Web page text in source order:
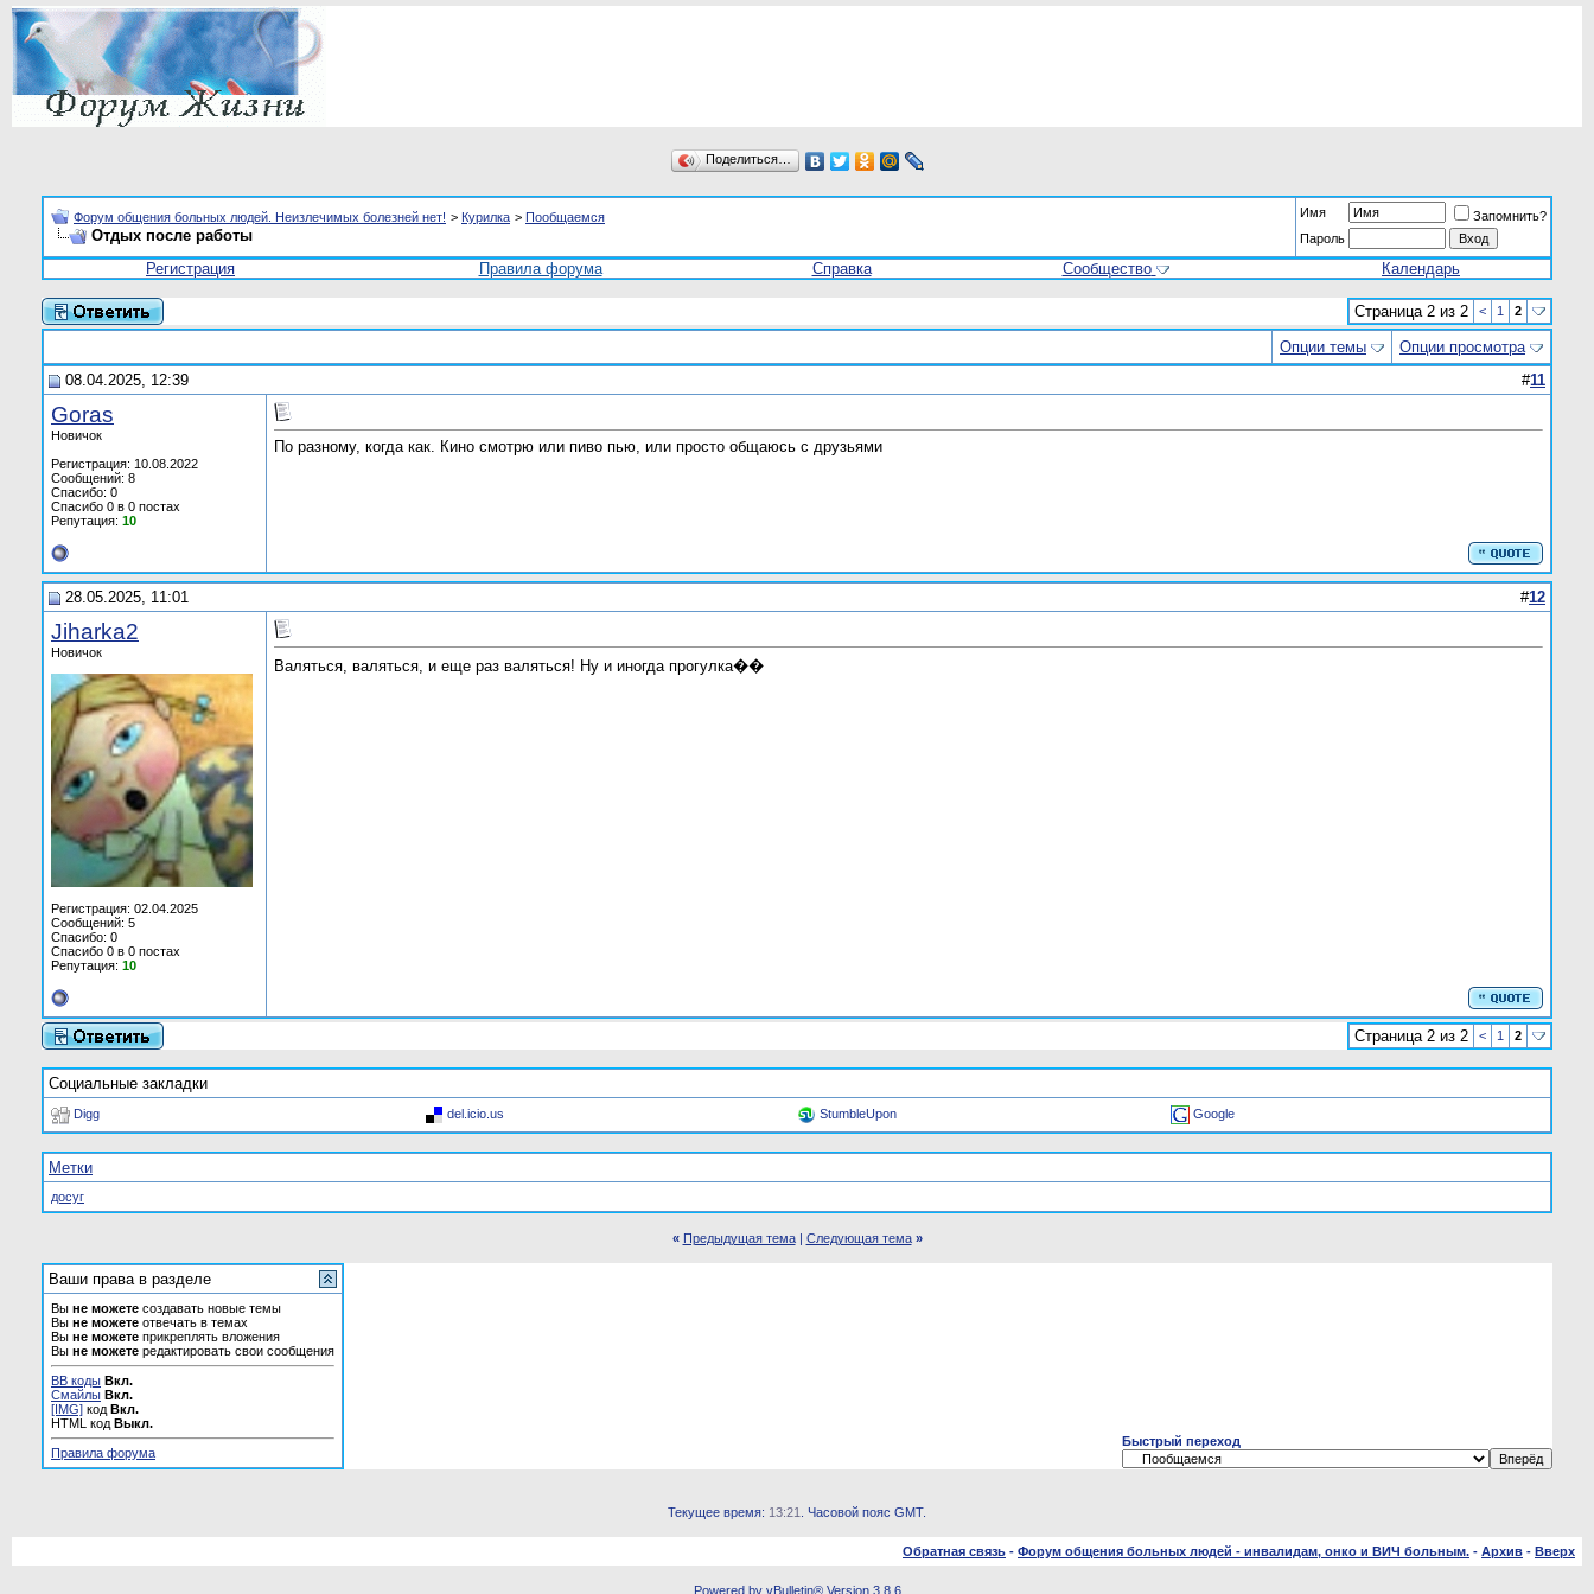
Поделиться…
Форум общения больных людей. Неизлечимых болезней нет! > Курилка > Пообщаемся
Отдых после работы
Имя
Запомнить?
Пароль
Регистрация Правила форума Справка Сообщество Календарь
Страница 2 из 2 < 1 2
Опции темы
Опции просмотра
08.04.2025, 12:39
#11
Goras
Новичок
Регистрация: 10.08.2022
Сообщений: 8
Спасибо: 0
Спасибо 0 в 0 постах
Репутация: 10
По разному, когда как. Кино смотрю или пиво пью, или просто общаюсь с друзьями
28.05.2025, 11:01 #12
Jiharka2
Новичок
Регистрация: 02.04.2025
Сообщений: 5
Спасибо: 0
Спасибо 0 в 0 постах
Репутация: 10
Валяться, валяться, и еще раз валяться! Ну и иногда прогулка��
Страница 2 из 2 < 1 2
Социальные закладки
Digg del.icio.us StumbleUpon Google
Метки
досуг
« Предыдущая тема| Следующая тема »
Ваши права в разделе
Вы не можете создавать новые темы
Вы не можете отвечать в темах
Вы не можете прикреплять вложения
Вы не можете редактировать свои сообщения
BB коды Вкл.
Смайлы Вкл.
[IMG] код Вкл.
HTML код Выкл.
Правила форума
Быстрый переход
Текущее время: 13:21 . Часовой пояс GMT.
Обратная связь - Форум общения больных людей - инвалидам, онко и ВИЧ больным. - Архив - Вверх
Powered by vBulletin® Version 3.8.6